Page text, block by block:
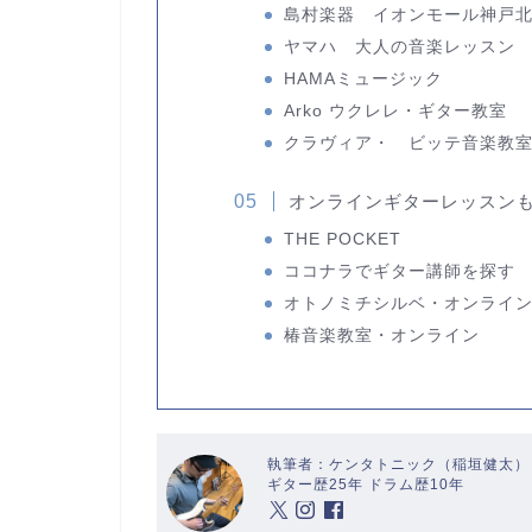
島村楽器 イオンモール神戸
ヤマハ 大人の音楽レッスン
HAMAミュージック
Arko ウクレレ・ギター教室
クラヴィア・ ビッテ音楽教室
オンラインギターレッスン
THE POCKET
ココナラでギター講師を探す
オトノミチシルベ・オンライン
椿音楽教室・オンライン
執筆者：ケンタトニック（稲垣健太）
ギター歴25年 ドラム歴10年